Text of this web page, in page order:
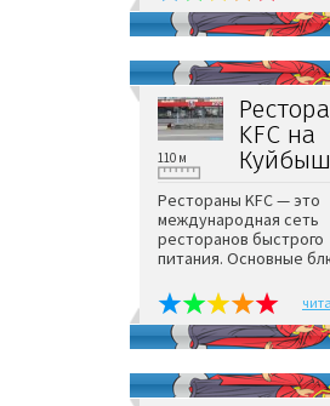
KFC на
110 м
Рестораны KFC — это
международная сеть
ресторанов быстрого
питания. Основные